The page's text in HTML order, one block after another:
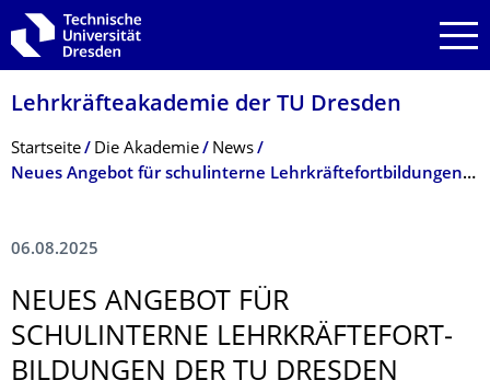
Zur Hauptnavigation springen
Zur Suche springen
Zum Inhalt springen
Lehrkräfteakademie der TU Dresden
Breadcrumb-Menü
Startseite Die Akademie
News
Neues Angebot für schulinterne Lehrkräftefortbildungen der TU Dresden
06.08.2025
NEUES ANGEBOT FÜR
SCHULINTERNE LEHRKRÄFTEFORT­
BILDUNGEN DER TU DRESDEN